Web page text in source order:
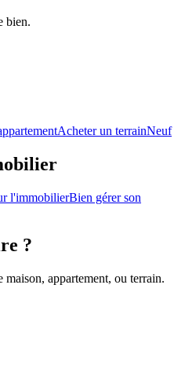
bien.
Acheter un terrainNeuf
l'immobilierBien gérer son
?
appartement, ou terrain.